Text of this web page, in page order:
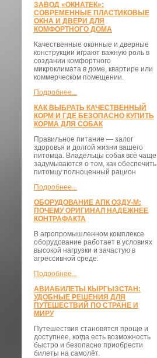
ЗАВОД «ОКНАТЕК»:
СОВРЕМЕННЫЕ ПЛАСТИКОВЫЕ
ОКНА И ДВЕРИ ДЛЯ
КОМФОРТНОГО ДОМА
Качественные оконные и дверные
конструкции играют важную роль в
создании комфортного
микроклимата в доме, квартире или
коммерческом помещении.
Подробнее...
КАК ВЫБРАТЬ КАЧЕСТВЕННЫЙ
КОРМ И ГДЕ БЕЗОПАСНО КУПИТЬ
КОРМА ДЛЯ СОБАК
Правильное питание — залог
здоровья и долгой жизни вашего
питомца. Владельцы собак всё чаще
задумываются о том, как обеспечить
питомцу полноценный рацион
Подробнее...
ОБОРУДОВАНИЕ АПК ОЗДУ-М:
ПОЧЕМУ ОРИГИНАЛ НАДЕЖНЕЕ
КОНТРАФАКТА
В агропромышленном комплексе
оборудование работает в условиях
высокой нагрузки и зачастую в
агрессивной среде.
Подробнее...
АВИАБИЛЕТЫ КЫРГЫЗСТАН:
УДОБНЫЕ РЕШЕНИЯ ДЛЯ
ПУТЕШЕСТВИЙ ПО СТРАНЕ И
МИРУ
Путешествия становятся проще и
доступнее, когда есть возможность
быстро и безопасно приобрести
билеты на самолёт.